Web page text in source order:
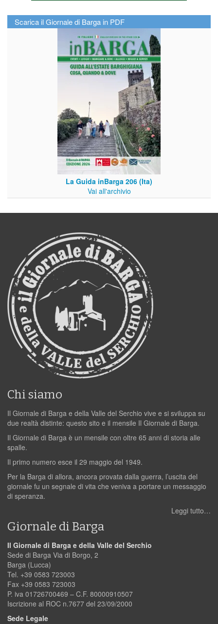
Scarica il Giornale di Barga in PDF
La Guida inBarga 206 (Ita)
Vai all'archivio
Chi siamo
Il Giornale di Barga e della Valle del Serchio vive e si sviluppa su
due realtà distinte: questo sito e il mensile Il Giornale di Barga.
Il Giornale di Barga è un mensile con oltre 65 anni di storia alle
spalle.
Il primo numero esce il 29 maggio del 1949.
Per la Barga di allora, ancora provata dalla guerra, l’uscita del
giornale fu un segnale di vita che veniva a portare un messaggio
di speranza.
Leggi tutto…
Giornale di Barga
Il Giornale di Barga e della Valle del Serchio
Sede di Barga Via di Borgo, 2
Barga (Lucca)
Tel. +39 0583 723003
Fax +39 0583 723003
P. iva 01726700469 – C.F. 80000910507
Iscrizione al ROC n.7677 del 23/09/2000
Sede Legale